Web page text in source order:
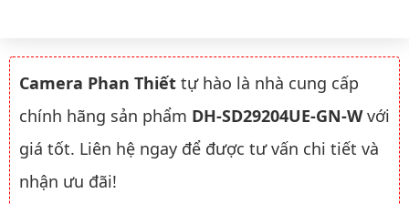
Camera Phan Thiết tự hào là nhà cung cấp
chính hãng sản phẩm DH-SD29204UE-GN-Wvới
giá tốt. Liên hệ ngay để được tư vấn chi tiết và
nhận ưu đãi!